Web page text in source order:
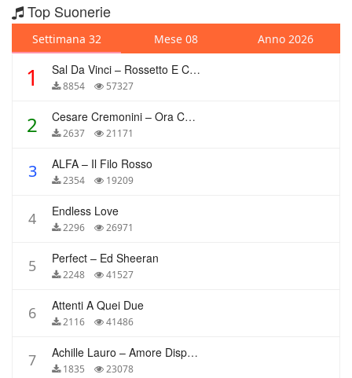
Top Suonerie
Settimana 32 Mese 08 Anno 2026
1 Sal Da Vinci – Rossetto E Caffè
8854 57327
2 Cesare Cremonini – Ora Che Non Ho Più Te
2637 21171
3 ALFA – Il Filo Rosso
2354 19209
4 Endless Love
2296 26971
5 Perfect – Ed Sheeran
2248 41527
6 Attenti A Quei Due
2116 41486
7 Achille Lauro – Amore Disperato
1835 23078